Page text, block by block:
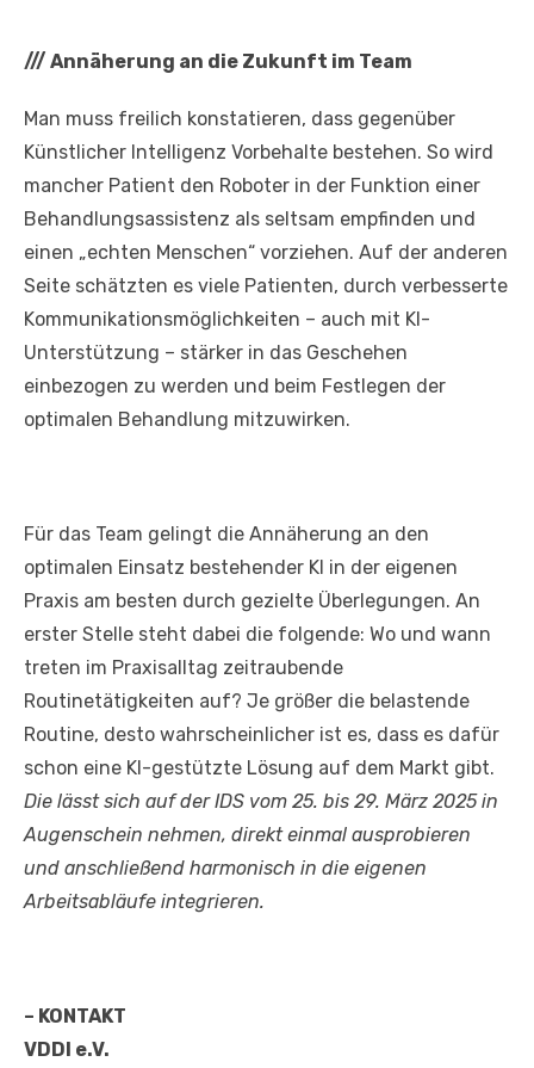
/// Annäherung an die Zukunft im Team
Man muss freilich konstatieren, dass gegenüber
Künstlicher Intelligenz Vorbehalte bestehen. So wird
mancher Patient den Roboter in der Funktion einer
Behandlungsassistenz als seltsam empfinden und
einen „echten Menschen“ vorziehen. Auf der anderen
Seite schätzten es viele Patienten, durch verbesserte
Kommunikationsmöglichkeiten – auch mit KI-
Unterstützung – stärker in das Geschehen
einbezogen zu werden und beim Festlegen der
optimalen Behandlung mitzuwirken.
Für das Team gelingt die Annäherung an den
optimalen Einsatz bestehender KI in der eigenen
Praxis am besten durch gezielte Überlegungen. An
erster Stelle steht dabei die folgende: Wo und wann
treten im Praxisalltag zeitraubende
Routinetätigkeiten auf? Je größer die belastende
Routine, desto wahrscheinlicher ist es, dass es dafür
schon eine KI-gestützte Lösung auf dem Markt gibt.
Die lässt sich auf der IDS vom 25. bis 29. März 2025 in
Augenschein nehmen, direkt einmal ausprobieren
und anschließend harmonisch in die eigenen
Arbeitsabläufe integrieren.
– KONTAKT
VDDI e.V.